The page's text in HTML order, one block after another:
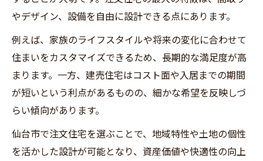
やデザイン、設備を自由に設計できる点にあります。
例えば、家族のライフスタイルや将来の変化に合わせて
住まいをカスタマイズできるため、長期的な満足度が高
まります。一方、建売住宅はコスト面や入居までの期間
が短いという利点があるものの、細かな希望を反映しづ
らい傾向があります。
仙台市で注文住宅を選ぶことで、地域特性や土地の個性
を活かした設計が可能となり、資産価値や快適性の向上